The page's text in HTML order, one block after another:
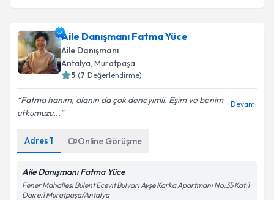
Aile Danışmanı Fatma Yüce
Aile Danışmanı
Antalya, Muratpaşa
5 (7 Değerlendirme)
Fatma hanım, alanın da çok deneyimli. Eşim ve benim
ufkumuzu...
Devamı
Adres 1 Online Görüşme
Aile Danışmanı Fatma Yüce
Fener Mahallesi Bülent Ecevit Bulvarı Ayşe Karka Apartmanı No:35 Kat:1
Daire:1 Muratpaşa/Antalya